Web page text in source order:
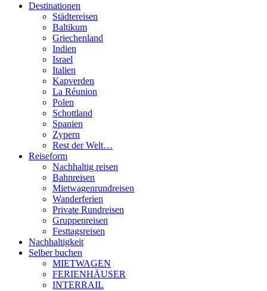
Destinationen
Städtereisen
Baltikum
Griechenland
Indien
Israel
Italien
Kapverden
La Réunion
Polen
Schottland
Spanien
Zypern
Rest der Welt…
Reiseform
Nachhaltig reisen
Bahnreisen
Mietwagenrundreisen
Wanderferien
Private Rundreisen
Gruppenreisen
Festtagsreisen
Nachhaltigkeit
Selber buchen
MIETWAGEN
FERIENHÄUSER
INTERRAIL